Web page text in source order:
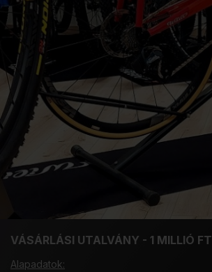
VÁSÁRLÁSI UTALVÁNY - 1 MILLIÓ FT
Alapadatok: